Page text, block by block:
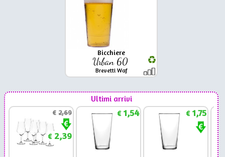
Bicchiere
Urban 60
Brevetti Waf
Ultimi arrivi
€2,69
€2,39
€1,54 €1,75